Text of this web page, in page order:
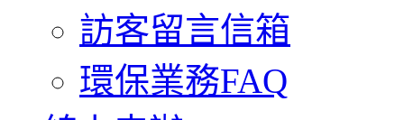
訪客留言信箱
環保業務FAQ